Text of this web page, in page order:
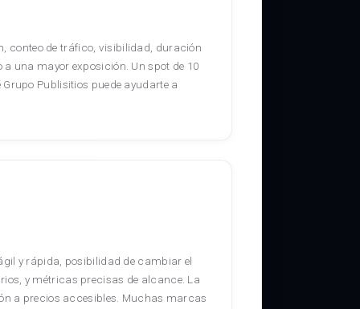
conteo de tráfico, visibilidad, duración
una mayor exposición. Un spot de 10
Publisitios puede ayudarte a
y rápida, posibilidad de cambiar el
y métricas precisas de alcance. La
a precios accesibles. Muchas marcas